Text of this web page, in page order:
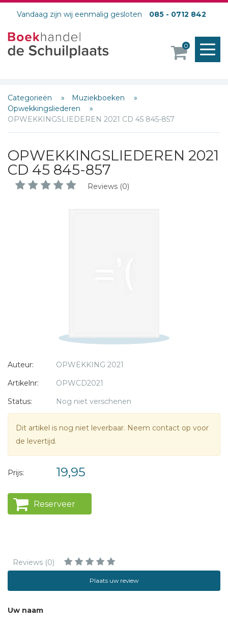
Vandaag zijn wij eenmalig gesloten 085 - 0712 842
0
Categorieën
Muziekboeken
Opwekkingsliederen
OPWEKKINGSLIEDEREN 2021 CD 45 845-857
OPWEKKINGSLIEDEREN 2021
CD 45 845-857
Reviews (0)
Auteur:
OPWEKKING 2021
Artikelnr:
OPWCD2021
Status:
Nog niet verschenen
Dit artikel is nog niet leverbaar. Neem contact op voor
de levertijd.
Prijs: 19,95
Reserveer
Reviews (0)
Plaats uw review
Schrijf hieronder je review!
Uw naam